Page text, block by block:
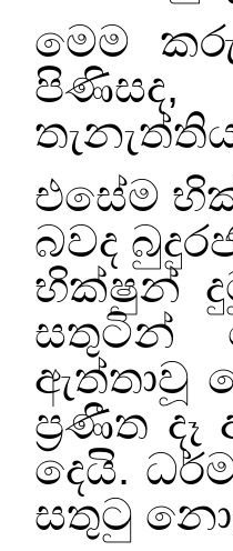
මෙම
පිණිසද,
එසේම
බවද
භික්ෂුන්
සතුටින්
ඇත්තාවූ
ප්‍රණීත දෑ
දෙයි.
සතුටු